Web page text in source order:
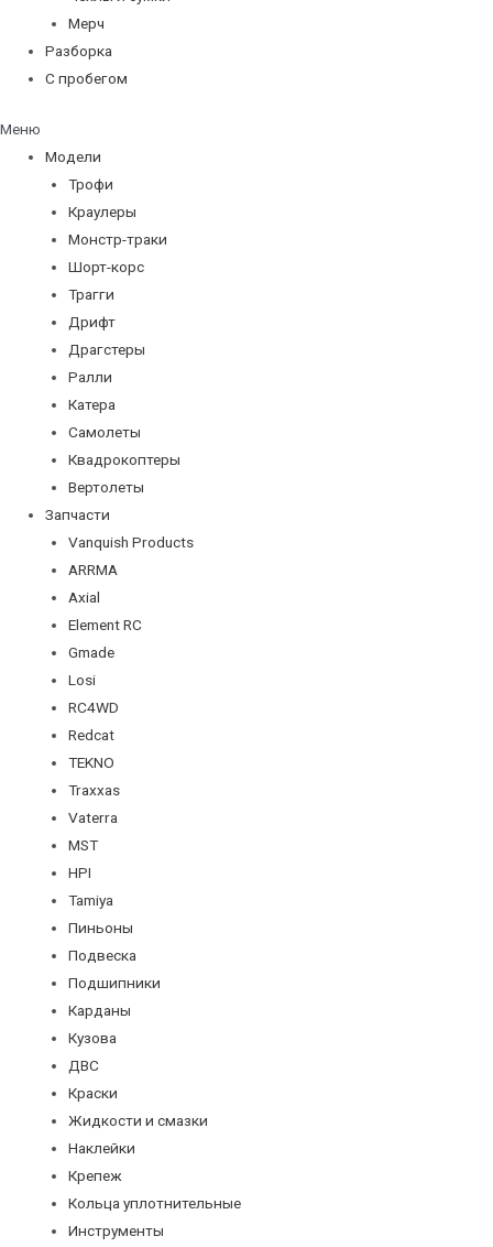
Мерч
Разборка
С пробегом
Меню
Модели
Трофи
Краулеры
Монстр-траки
Шорт-корс
Трагги
Дрифт
Драгстеры
Ралли
Катера
Самолеты
Квадрокоптеры
Вертолеты
Запчасти
Vanquish Products
ARRMA
Axial
Element RC
Gmade
Losi
RC4WD
Redcat
TEKNO
Traxxas
Vaterra
MST
HPI
Tamiya
Пиньоны
Подвеска
Подшипники
Карданы
Кузова
ДВС
Краски
Жидкости и смазки
Наклейки
Крепеж
Кольца уплотнительные
Инструменты